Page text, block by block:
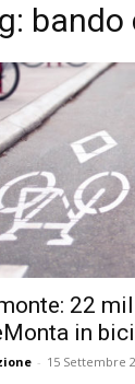
22
in
- 15 Settembre